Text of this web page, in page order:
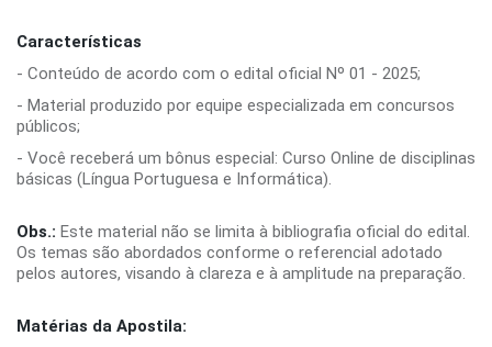
Características
- Conteúdo de acordo com o edital oficial Nº 01 - 2025;
- Material produzido por equipe especializada em concursos
públicos;
- Você receberá um bônus especial: Curso Online de disciplinas
básicas (Língua Portuguesa e Informática).
Obs.: Este material não se limita à bibliografia oficial do edital.
Os temas são abordados conforme o referencial adotado
pelos autores, visando à clareza e à amplitude na preparação.
Matérias da Apostila: